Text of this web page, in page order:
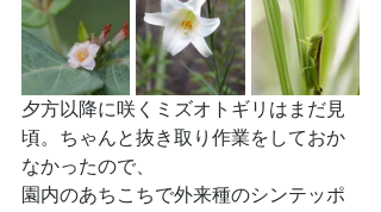
夕方以降に咲くミズオトギリはまだ見
頃。ちゃんと抜き取り作業をしておか
なかったので、
園内のあちこちで外来種のシンテッポ